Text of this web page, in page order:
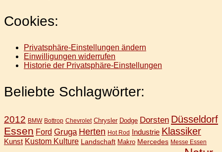
Cookies:
Privatsphäre-Einstellungen ändern
Einwilligungen widerrufen
Historie der Privatsphäre-Einstellungen
Beliebte Schlagwörter:
2012 BMW Bottrop Chevrolet Chrysler Dodge Dorsten Düsseldorf
Essen Ford Gruga Herten Hot Rod Industrie Klassiker
Kunst Kustom Kulture Landschaft Makro Mercedes Messe Essen